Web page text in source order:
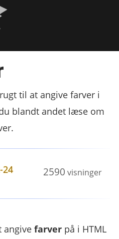
til at angive farver i
blandt andet læse om
2590 visninger
24
angivefarver på i HTML